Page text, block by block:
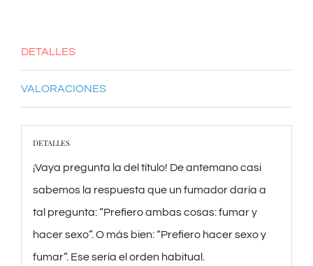
cantidad
DETALLES
VALORACIONES
DETALLES
¡Vaya pregunta la del título! De antemano casi
sabemos la respuesta que un fumador daría a
tal pregunta: “Prefiero ambas cosas: fumar y
hacer sexo”. O más bien: “Prefiero hacer sexo y
fumar”. Ese sería el orden habitual.